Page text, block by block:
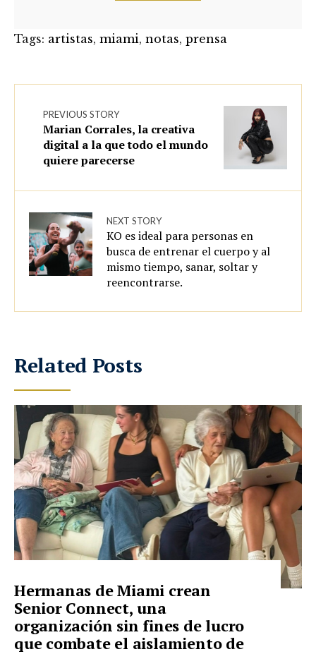
Tags: artistas, miami, notas, prensa
PREVIOUS STORY
Marian Corrales, la creativa
digital a la que todo el mundo
quiere parecerse
NEXT STORY
KO es ideal para personas en
busca de entrenar el cuerpo y al
mismo tiempo, sanar, soltar y
reencontrarse.
Related Posts
Hermanas de Miami crean
Senior Connect, una
organización sin fines de lucro
que combate el aislamiento de